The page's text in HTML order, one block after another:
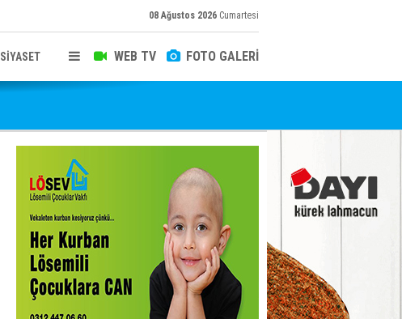
08 Ağustos 2026 Cumartesi
WEB TV FOTO GALERİ
SİYASET